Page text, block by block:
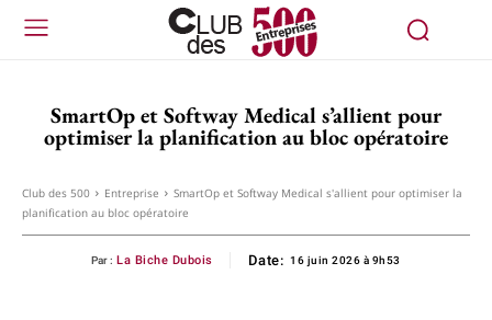
SmartOp et Softway Medical s’allient pour
optimiser la planification au bloc opératoire
Club des 500 Entreprise
SmartOp et Softway Medical s'allient pour optimiser la
planification au bloc opératoire
Par : La Biche Dubois Date: 16 juin 2026 à 9h53